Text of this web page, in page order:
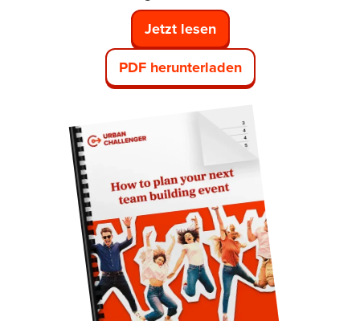
Jetzt lesen
PDF herunterladen